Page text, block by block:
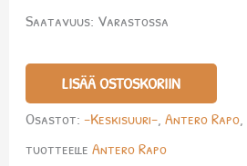
Saatavuus: Varastossa
LISÄÄ OSTOSKORIIN
Osastot: -Keskisuuri-, Antero Rapo,
tuotteelle Antero Rapo